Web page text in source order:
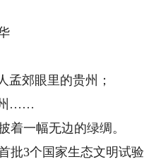
郊眼里的贵州；
州……
一幅无边的绿绸。
批3个国家生态文明试验